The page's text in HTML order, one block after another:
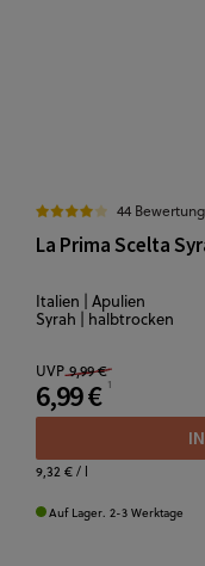
44
La Prima Scelta
Italien | Apulien
Syrah | halbtrocken
UVP 9,99 €
6,99 €
9,32 €/ l
Auf Lager. 2-3 Werktage